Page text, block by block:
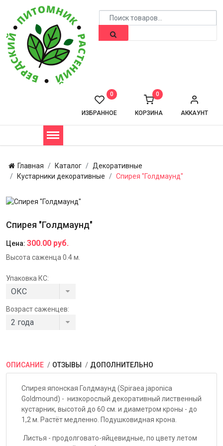
АККАУНТ
КОРЗИНА
0
ИЗБРАННОЕ
0
Главная Каталог
Декоративные
Кустарники декоративные
Спирея "Голдмаунд"
Спирея "Голдмаунд"
Цена: 300.00 руб.
Высота саженца 0.4 м.
Упаковка КС:
Возраст саженцев:
ОПИСАНИЕ ОТЗЫВЫ ДОПОЛНИТЕЛЬНО
Спирея японская Голдмаунд (Spiraea japonica
Goldmound) - низкорослый декоративный лиственный
кустарник, высотой до 60 см. и диаметром кроны - до
1,2 м. Растёт медленно. Подушковидная крона.
Листья - продолговато-яйцевидные, по цвету летом